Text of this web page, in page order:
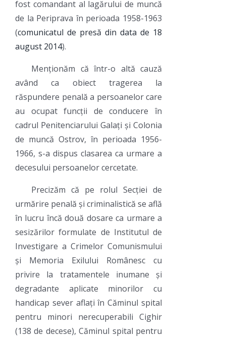
fost comandant al lagărului de muncă
de la Periprava în perioada 1958-1963
(comunicatul de presă din data de 18
august 2014).
Menționăm că într-o altă cauză
având ca obiect tragerea la
răspundere penală a persoanelor care
au ocupat funcții de conducere în
cadrul Penitenciarului Galați și Colonia
de muncă Ostrov, în perioada 1956-
1966, s-a dispus clasarea ca urmare a
decesului persoanelor cercetate.
Precizăm că pe rolul Secției de
urmărire penală și criminalistică se află
în lucru încă două dosare ca urmare a
sesizărilor formulate de Institutul de
Investigare a Crimelor Comunismului
și Memoria Exilului Românesc cu
privire la tratamentele inumane și
degradante aplicate minorilor cu
handicap sever aflați în Căminul spital
pentru minori nerecuperabili Cighir
(138 de decese), Căminul spital pentru